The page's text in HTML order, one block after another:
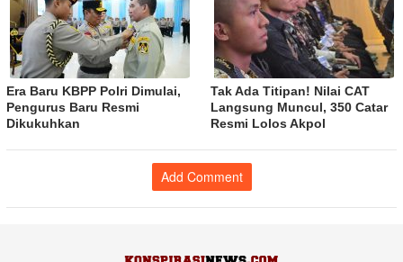
Era Baru KBPP Polri Dimulai,
Pengurus Baru Resmi
Dikukuhkan
Tak Ada Titipan! Nilai CAT
Langsung Muncul, 350 Catar
Resmi Lolos Akpol
Add Comment